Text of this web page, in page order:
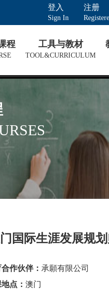
登入
Sign In
注册
程 工具与教材
TOOL&CURRICULUM
国际生涯发展规
作伙伴： 承願有限公司
地点： 澳门